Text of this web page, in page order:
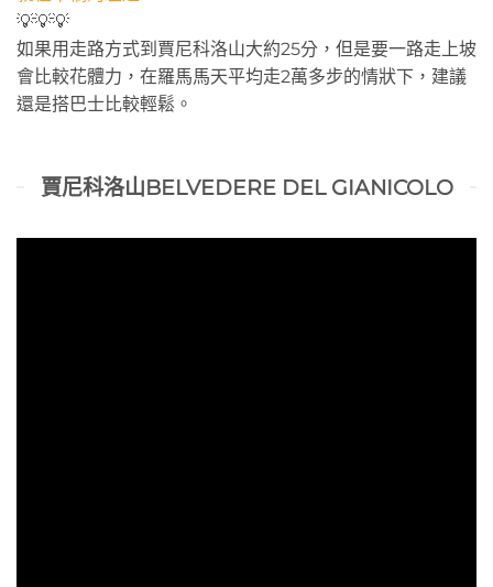
💡💡💡
如果用走路方式到賈尼科洛山大約25分，但是要一路走上坡
會比較花體力，在羅馬馬天平均走2萬多步的情狀下，建議
還是搭巴士比較輕鬆。
賈尼科洛山BELVEDERE DEL GIANICOLO